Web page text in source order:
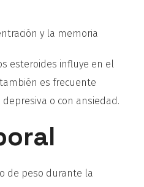
y la memoria
esteroides influye en el
es frecuente
o con ansiedad.
de peso durante la